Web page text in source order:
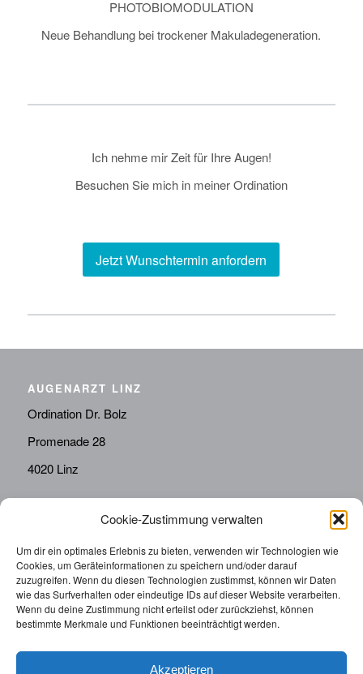
Cookie-Zustimmung verwalten
Um dir ein optimales Erlebnis zu bieten, verwenden wir Technologien wie
Cookies, um Geräteinformationen zu speichern und/oder darauf
zuzugreifen. Wenn du diesen Technologien zustimmst, können wir Daten
wie das Surfverhalten oder eindeutige IDs auf dieser Website verarbeiten.
Wenn du deine Zustimmung nicht erteilst oder zurückziehst, können
bestimmte Merkmale und Funktionen beeinträchtigt werden.
Akzeptieren
PHOTOBIOMODULATION
Neue Behandlung bei trockener Makuladegeneration.
Ich nehme mir Zeit für Ihre Augen!
Besuchen Sie mich in meiner Ordination
Jetzt Wunschtermin anfordern
AUGENARZT LINZ
Ordination Dr. Bolz
Promenade 28
4020 Linz
Telefon:
0676814287655
sekretariat@drbolz.at
ORDINATIONSZEITEN
Telefonische Terminvereinbarung: Montag – Freitag von